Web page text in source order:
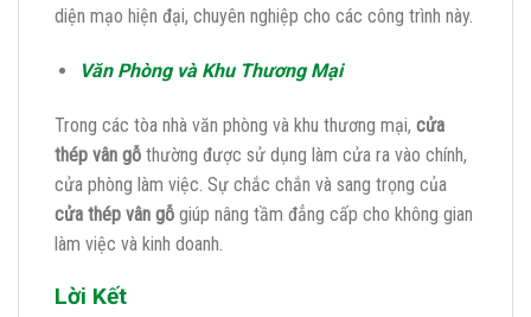
diện mạo hiện đại, chuyên nghiệp cho các công trình này.
Văn Phòng và Khu Thương Mại
Trong các tòa nhà văn phòng và khu thương mại, cửa
thép vân gỗ thường được sử dụng làm cửa ra vào chính,
cửa phòng làm việc. Sự chắc chắn và sang trọng của
cửa thép vân gỗ giúp nâng tầm đẳng cấp cho không gian
làm việc và kinh doanh.
Lời Kết